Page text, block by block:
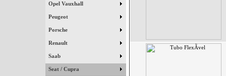
Opel Vauxhall
Peugeot
Porsche
Renault
Saab
Seat / Cupra